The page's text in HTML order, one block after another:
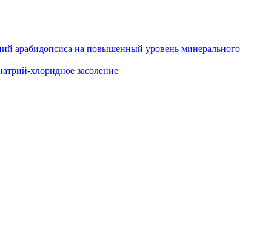
арабидопсиса на повышенный уровень минерального
хлоридное засоление